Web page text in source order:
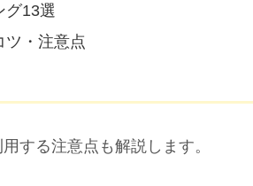
グ13選
ツ・注意点
する注意点も解説します。